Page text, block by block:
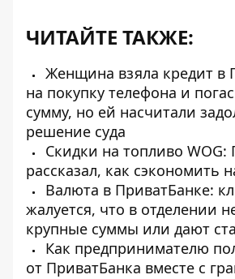
ЧИТАЙТЕ ТАКЖЕ:
Женщина взяла кредит в
на покупку телефона и
сумму, но ей насчитали
решение суда
Скидки на топливо WOG:
рассказал, как сэкономить
Валюта в ПриватБанке:
жалуется, что в отделении
крупные суммы или дают
Как предпринимателю
от ПриватБанка вместе с